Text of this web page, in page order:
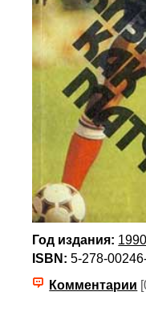
Год издания: 1990
ISBN: 5-278-
Комментарии